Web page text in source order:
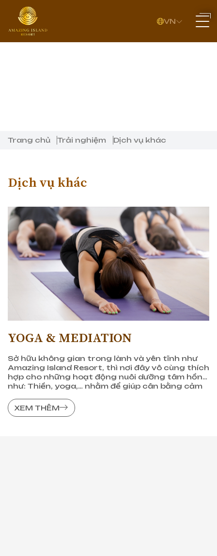
VN
Trang chủ Trải nghiệm Dịch vụ khác
Dịch vụ khác
YOGA & MEDIATION
Sở hữu không gian trong lành và yên tĩnh như
Amazing Island Resort, thì nơi đây vô cùng thích
hợp cho những hoạt động nuôi dưỡng tâm hồn
như: Thiền, yoga,… nhằm để giúp cân bằng cảm
XEM THÊM